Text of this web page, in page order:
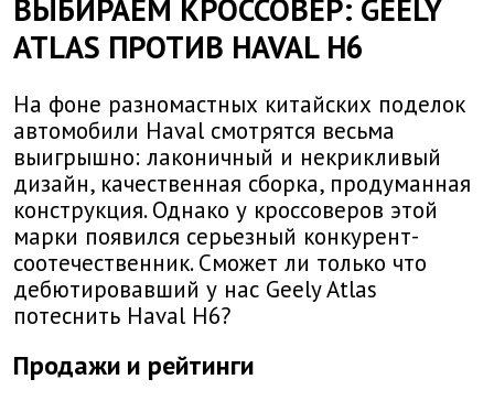
ВЫБИРАЕМ КРОССОВЕР: GEELY
ATLAS ПРОТИВ HAVAL H6
На фоне разномастных китайских поделок
автомобили Haval смотрятся весьма
выигрышно: лаконичный и некрикливый
дизайн, качественная сборка, продуманная
конструкция. Однако у кроссоверов этой
марки появился серьезный конкурент-
соотечественник. Сможет ли только что
дебютировавший у нас Geely Atlas
потеснить Haval H6?
Продажи и рейтинги